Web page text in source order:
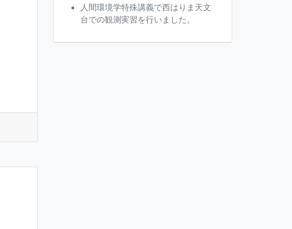
人間環境学特殊講義で西はりま天文
台での観測実習を行いました。